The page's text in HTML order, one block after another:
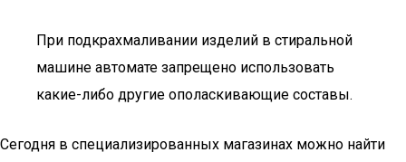
При подкрахмаливании изделий в стиральной
машине автомате запрещено использовать
какие-либо другие ополаскивающие составы.
Сегодня в специализированных магазинах можно найти